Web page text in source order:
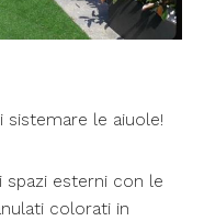
le aiuole!
spazi esterni con le
colorati in